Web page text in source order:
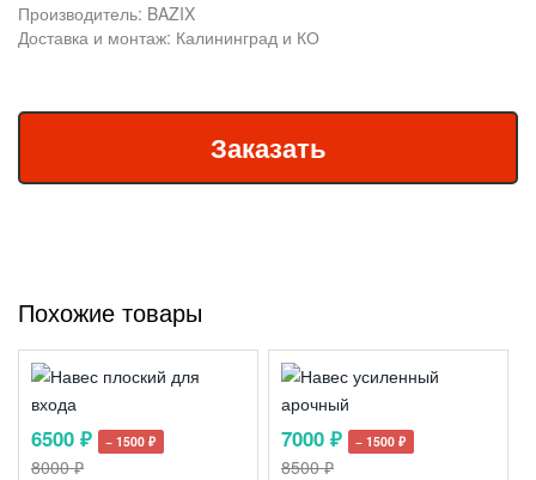
Производитель: BAZIX
Доставка и монтаж: Калининград и КО
Похожие товары
6500 ₽ − 1500 ₽
8000 ₽
7000 ₽ − 1500 ₽
8500 ₽